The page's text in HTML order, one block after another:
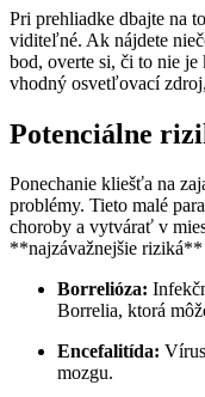
Pri ⁣prehliadke dbajte ⁤na‍
viditeľné. Ak nájdete
bod, overte‍ si, ‌či to nie
‍vhodný osvetľovací
Potenciálne
Ponechanie ‍kliešťa⁣ na
problémy. Tieto ⁣malé
choroby a vytvárať v
**najzávažnejšie riziká**
Borrelióza:
Borrelia, ktorá
Encefalitída:
mozgu.